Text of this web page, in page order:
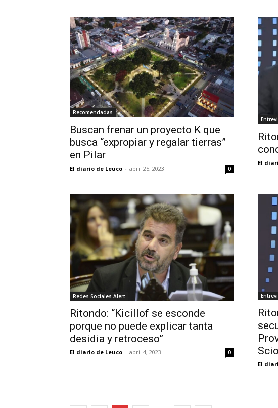
Recomendadas
Buscan frenar un proyecto K que
busca “expropiar y regalar tierras”
en Pilar
El diario de Leuco - abril 25, 2023 0
El
Redes Sociales Alert
Ritondo: “Kicillof se esconde
porque no puede explicar tanta
desidia y retroceso”
El diario de Leuco - abril 4, 2023 0
El